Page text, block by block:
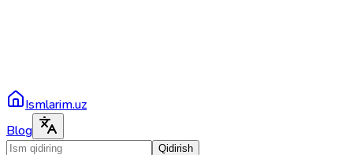
Ismlarim.uz
Blog
Qidirish